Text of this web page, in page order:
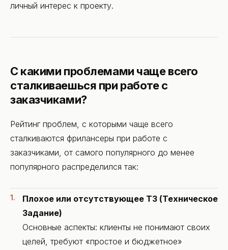
личный интерес к проекту.
C какими проблемами чаще всего
сталкиваешься при работе с
заказчиками?
Рейтинг проблем, с которыми чаще всего
сталкиваются фрилансеры при работе с
заказчиками, от самого популярного до менее
популярного распределился так:
Плохое или отсутствующее ТЗ (Техническое
Задание)
Основные аспекты: клиенты не понимают своих
целей, требуют «простое и бюджетное»